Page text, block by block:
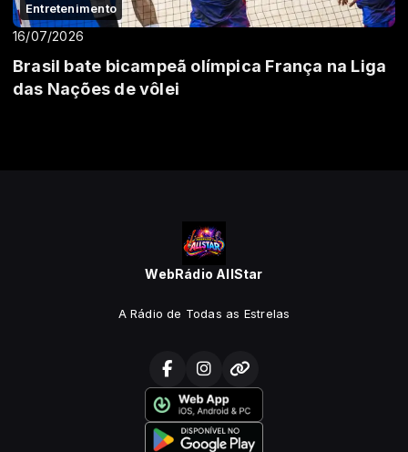
Entretenimento
16/07/2026
Brasil bate bicampeã olímpica França na Liga
das Nações de vôlei
WebRádio AllStar
A Rádio de Todas as Estrelas